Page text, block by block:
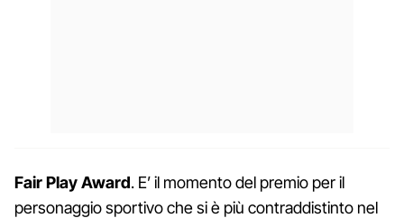
Fair Play Award. E’ il momento del premio per il
personaggio sportivo che si è più contraddistinto nel